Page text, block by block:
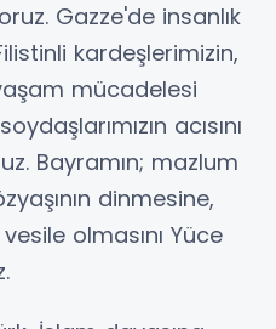
Gazze'de insanlık
kardeşlerimizin,
mücadelesi
acısını
Bayramın; mazlum
dinmesine,
olmasını Yüce